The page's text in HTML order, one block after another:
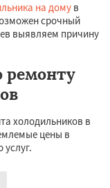
на дому в
срочный
выявляем причину
ремонту
холодильников в
цены в
услуг.